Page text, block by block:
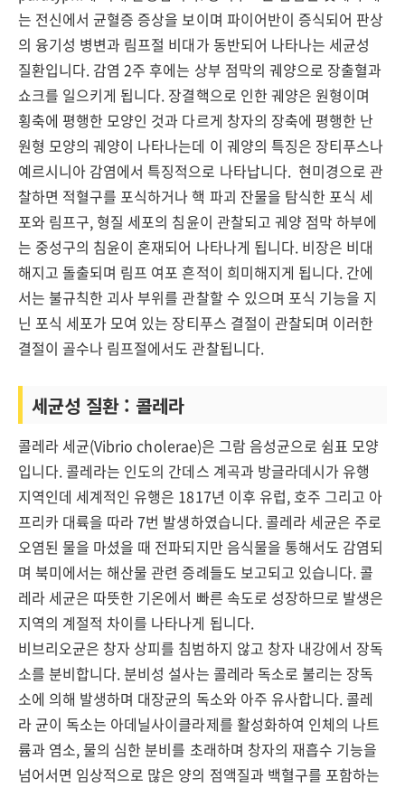
는 전신에서 균혈증 증상을 보이며 파이어반이 증식되어 판상
의 융기성 병변과 림프절 비대가 동반되어 나타나는 세균성
질환입니다. 감염 2주 후에는 상부 점막의 궤양으로 장출혈과
쇼크를 일으키게 됩니다. 장결핵으로 인한 궤양은 원형이며
횡축에 평행한 모양인 것과 다르게 창자의 장축에 평행한 난
원형 모양의 궤양이 나타나는데 이 궤양의 특징은 장티푸스나
예르시니아 감염에서 특징적으로 나타납니다. 현미경으로 관
찰하면 적혈구를 포식하거나 핵 파괴 잔물을 탐식한 포식 세
포와 림프구, 형질 세포의 침윤이 관찰되고 궤양 점막 하부에
는 중성구의 침윤이 혼재되어 나타나게 됩니다. 비장은 비대
해지고 돌출되며 림프 여포 흔적이 희미해지게 됩니다. 간에
서는 불규칙한 괴사 부위를 관찰할 수 있으며 포식 기능을 지
닌 포식 세포가 모여 있는 장티푸스 결절이 관찰되며 이러한
결절이 골수나 림프절에서도 관찰됩니다.
세균성 질환 : 콜레라
콜레라 세균(Vibrio cholerae)은 그람 음성균으로 쉼표 모양
입니다. 콜레라는 인도의 간데스 계곡과 방글라데시가 유행
지역인데 세계적인 유행은 1817년 이후 유럽, 호주 그리고 아
프리카 대륙을 따라 7번 발생하였습니다. 콜레라 세균은 주로
오염된 물을 마셨을 때 전파되지만 음식물을 통해서도 감염되
며 북미에서는 해산물 관련 증례들도 보고되고 있습니다. 콜
레라 세균은 따뜻한 기온에서 빠른 속도로 성장하므로 발생은
지역의 계절적 차이를 나타나게 됩니다.
비브리오균은 창자 상피를 침범하지 않고 창자 내강에서 장독
소를 분비합니다. 분비성 설사는 콜레라 독소로 불리는 장독
소에 의해 발생하며 대장균의 독소와 아주 유사합니다. 콜레
라 균이 독소는 아데닐사이클라제를 활성화하여 인체의 나트
륨과 염소, 물의 심한 분비를 초래하며 창자의 재흡수 기능을
넘어서면 임상적으로 많은 양의 점액질과 백혈구를 포함하는